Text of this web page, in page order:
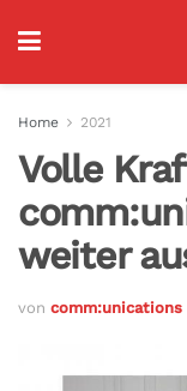
Home 2021
Volle
weiter
von comm:unications